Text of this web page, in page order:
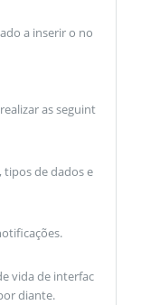
a inserir o no
as seguint
tipos de dados e
vida de interfac
diante.